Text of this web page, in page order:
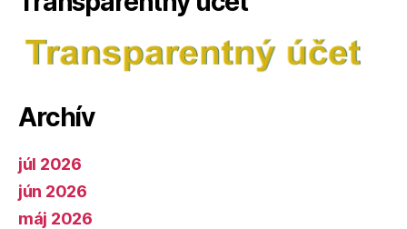
Archív
júl 2026
jún 2026
máj 2026